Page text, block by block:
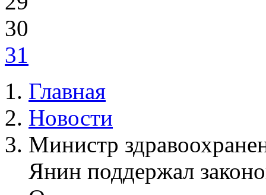
30
31
Главная
Новости
Министр
Янин поддержал